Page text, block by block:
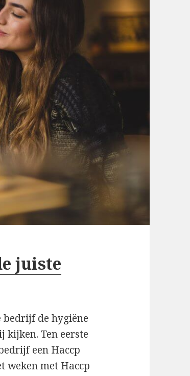
juiste
bedrijf de hygiëne
kijken. Ten eerste
een Haccp
weken met Haccp